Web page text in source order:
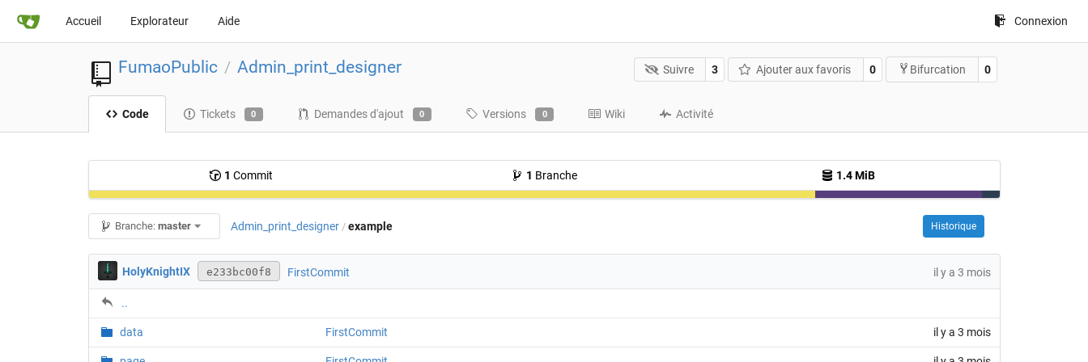
Accueil Explorateur Aide Connexion
FumaoPublic / Admin_print_designer Suivre 3 Ajouter aux favoris 0 Bifurcation 0
Code Tickets 0 Demandes d'ajout 0 Versions 0 Wiki Activité
1 Commit 1 Branche 1.4 MiB
Branche:master Admin_print_designer / example Historique
HolyKnightIX e233bc00f8 FirstCommit il y a 3 mois
..
data FirstCommit il y a 3 mois